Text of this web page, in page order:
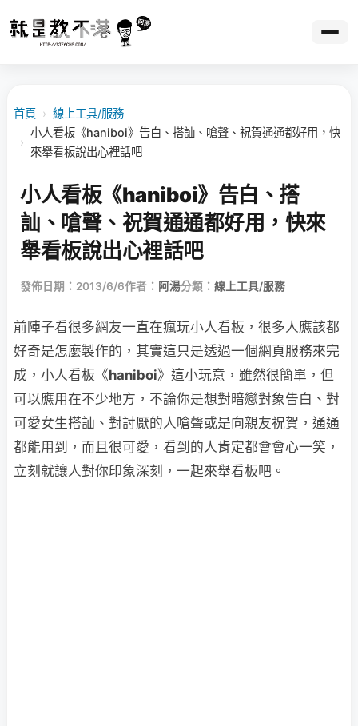
首頁 › 線上工具/服務
›
小人看板《haniboi》告白、搭訕、嗆聲、祝賀通通都好用，快
來舉看板說出心裡話吧
小人看板《haniboi》告白、搭
訕、嗆聲、祝賀通通都好用，快來
舉看板說出心裡話吧
發佈日期：2013/6/6作者： 阿湯分類： 線上工具/服務
前陣子看很多網友一直在瘋玩小人看板，很多人應該都
好奇是怎麼製作的，其實這只是透過一個網頁服務來完
成，小人看板《haniboi》這小玩意，雖然很簡單，但
可以應用在不少地方，不論你是想對暗戀對象告白、對
可愛女生搭訕、對討厭的人嗆聲或是向親友祝賀，通通
都能用到，而且很可愛，看到的人肯定都會會心一笑，
立刻就讓人對你印象深刻，一起來舉看板吧。